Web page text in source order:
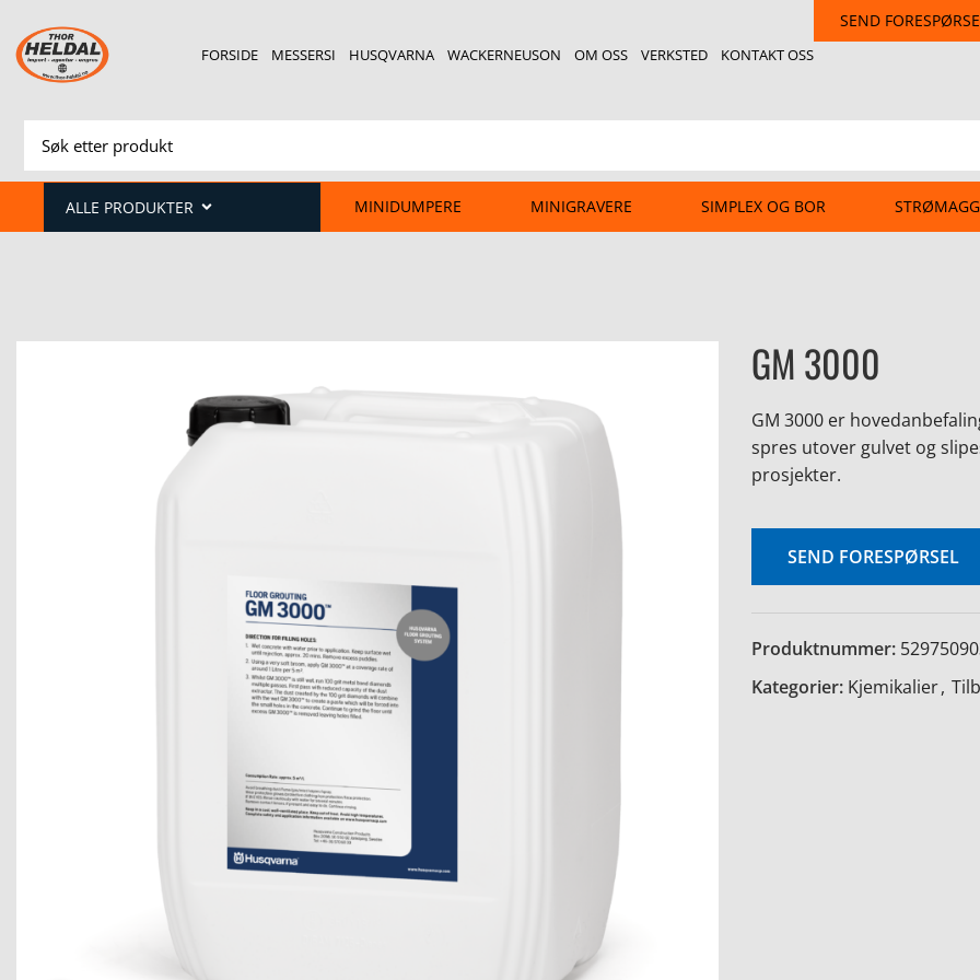
FORSIDE MESSERSI HUSQVARNA WACKERNEUSON OM OSS VERKSTED KONTAKT OSS
SEND
ALLE PRODUKTER MINIDUMPERE MINIGRAVERE SIMPLEX OG BOR
GM 3000
GM 3000 er
spres utover gulvet og
prosjekter.
SEND FORESPØRSEL
Produktnummer:
Kategorier: Kjemikalier,